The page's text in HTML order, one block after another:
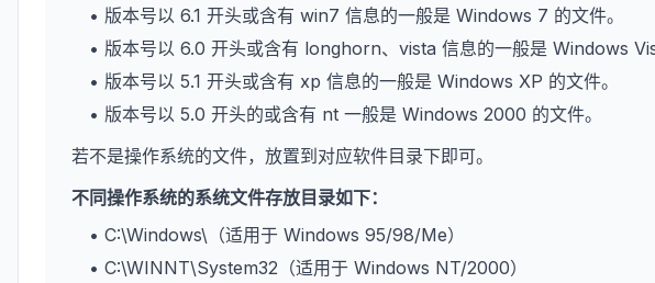
• 版本号以 6.1 开头或含有 win7 信息的一般是 Windows 7 的文件。
• 版本号以 6.0 开头或含有 longhorn、vista 信息的一般是 Windows
• 版本号以 5.1 开头或含有 xp 信息的一般是 Windows XP 的文件。
• 版本号以 5.0 开头的或含有 nt 一般是 Windows 2000 的文件。
若不是操作系统的文件，放置到对应软件目录下即可。
不同操作系统的系统文件存放目录如下：
• C:\Windows\（适用于 Windows 95/98/Me）
• C:\WINNT\System32（适用于 Windows NT/2000）